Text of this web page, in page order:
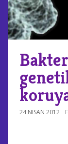
24 NISAN 2012